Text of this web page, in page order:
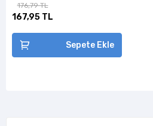
176,79 TL
167,95 TL
Sepete Ekle